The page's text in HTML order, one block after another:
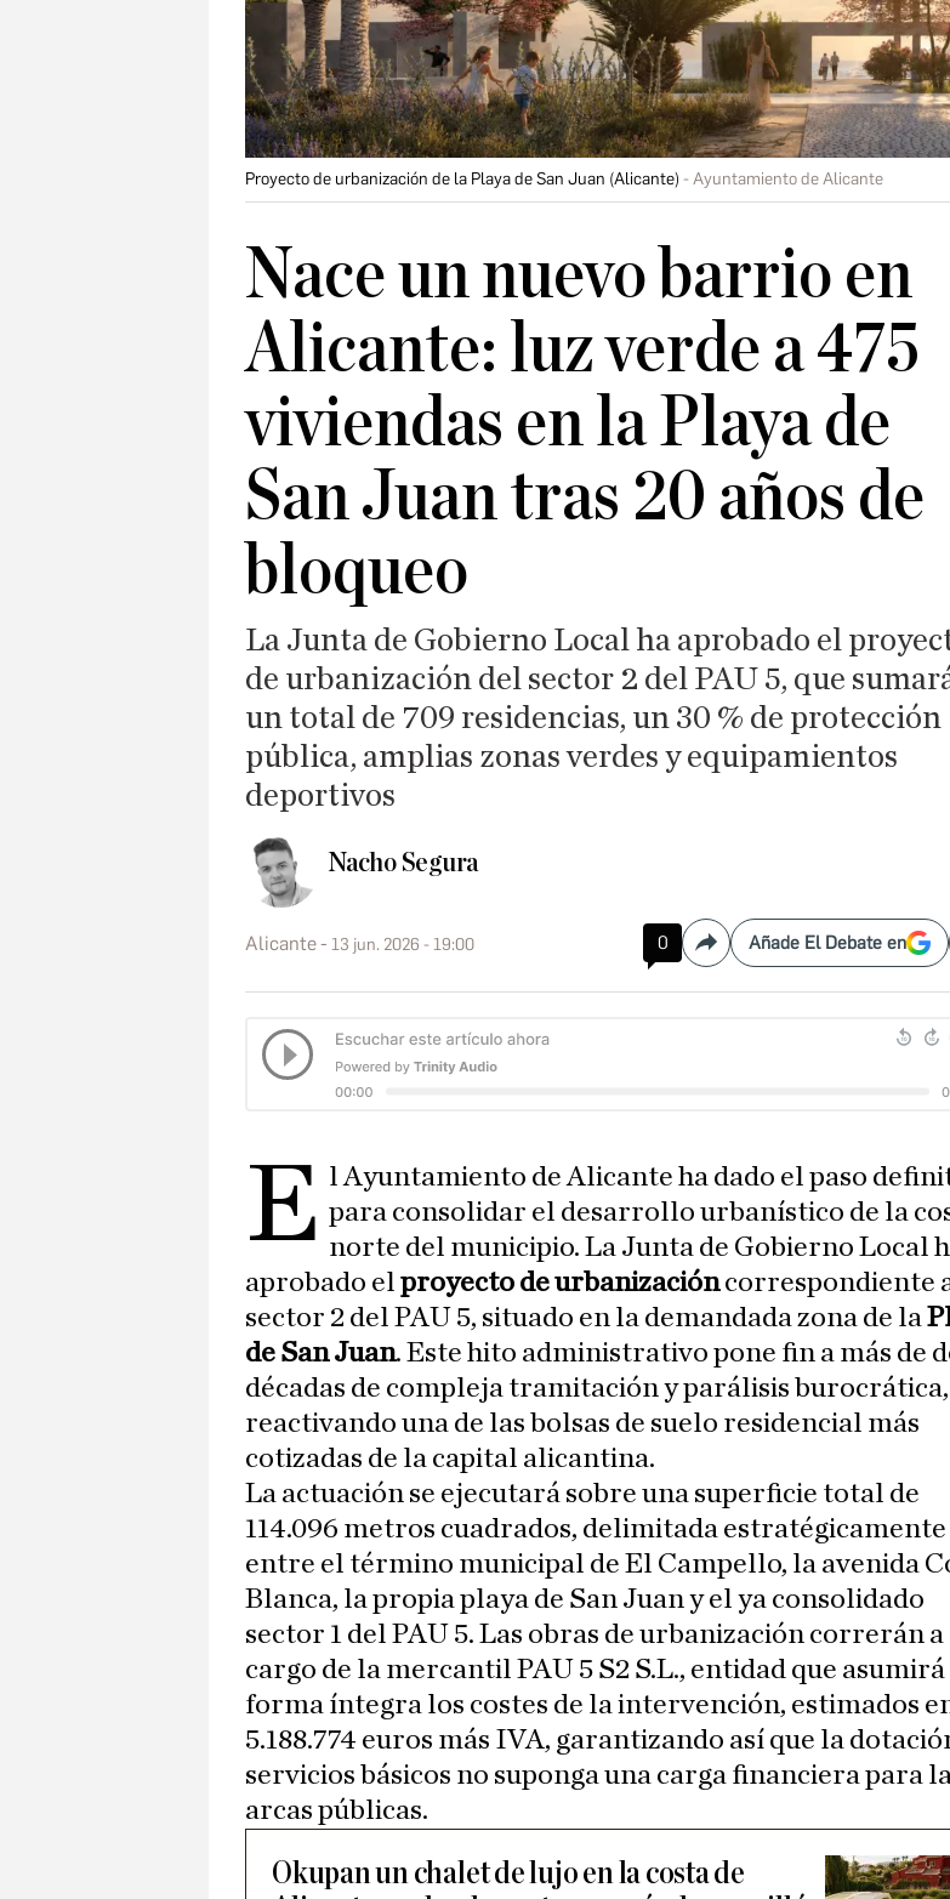
Proyecto de urbanización de la Playa de San Juan (Alicante) Ayuntamiento de Alicante
Nace un nuevo barrio en
Alicante: luz verde a 475
viviendas en la Playa de
San Juan tras 20 años de
bloqueo
La Junta de Gobierno Local ha aprobado el
de urbanización del sector 2 del PAU 5, que
un total de 709 residencias, un 30 % de protección
pública, amplias zonas verdes y equipamientos
deportivos
Nacho Segura
Alicante 13 jun. 2026 - 19:00 0 CompartirAñade El Debate en
E l Ayuntamiento de Alicante ha dado el paso
para consolidar el desarrollo urbanístico de la
norte del municipio. La Junta de Gobierno Local
aprobado el proyecto de urbanizacióncorrespondiente
sector 2 del PAU 5, situado en la demandada zona de la
de San Juan. Este hito administrativo pone fin a más de
décadas de compleja tramitación y parálisis burocrática,
reactivando una de las bolsas de suelo residencial más
cotizadas de la capital alicantina.
La actuación se ejecutará sobre una superficie total de
114.096 metros cuadrados, delimitada estratégicamente
entre el término municipal de El Campello, la avenida
Blanca, la propia playa de San Juan y el ya consolidado
sector 1 del PAU 5. Las obras de urbanización correrán a
cargo de la mercantil PAU 5 S2 S.L., entidad que asumirá
forma íntegra los costes de la intervención, estimados
5.188.774 euros más IVA, garantizando así que la
servicios básicos no suponga una carga financiera para
arcas públicas.
Okupan un chalet de lujo en la costa de